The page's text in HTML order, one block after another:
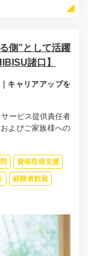
側”として活躍
諸口】
キャリアアップを
サービス提供責任者
よびご家族様への
資格取得支援
経験者歓迎